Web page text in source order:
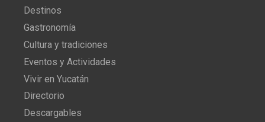
Destinos
Gastronomía
Cultura y tradiciones
Eventos y Actividades
Vivir en Yucatán
Directorio
Descargables